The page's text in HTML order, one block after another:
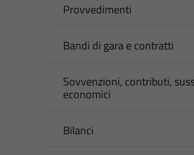
Provvedimenti
Bandi di gara e contratti
Sovvenzioni, contributi,
economici
Bilanci